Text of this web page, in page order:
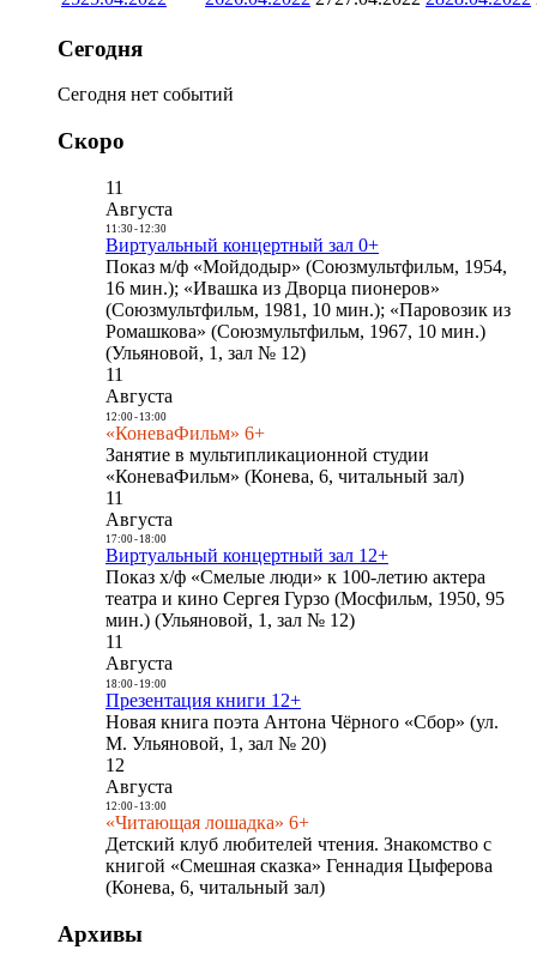
Сегодня
Сегодня нет событий
Скоро
11
Августа
11:30- 12:30
Виртуальный концертный зал 0+
Показ м/ф «Мойдодыр» (Союзмультфильм, 1954,
16 мин.); «Ивашка из Дворца пионеров»
(Союзмультфильм, 1981, 10 мин.); «Паровозик из
Ромашкова» (Союзмультфильм, 1967, 10 мин.)
(Ульяновой, 1, зал № 12)
11
Августа
12:00- 13:00
«КоневаФильм» 6+
Занятие в мультипликационной студии
«КоневаФильм» (Конева, 6, читальный зал)
11
Августа
17:00- 18:00
Виртуальный концертный зал 12+
Показ х/ф «Смелые люди» к 100-летию актера
театра и кино Сергея Гурзо (Мосфильм, 1950, 95
мин.) (Ульяновой, 1, зал № 12)
11
Августа
18:00- 19:00
Презентация книги 12+
Новая книга поэта Антона Чёрного «Сбор» (ул.
М. Ульяновой, 1, зал № 20)
12
Августа
12:00- 13:00
«Читающая лошадка» 6+
Детский клуб любителей чтения. Знакомство с
книгой «Смешная сказка» Геннадия Цыферова
(Конева, 6, читальный зал)
Архивы